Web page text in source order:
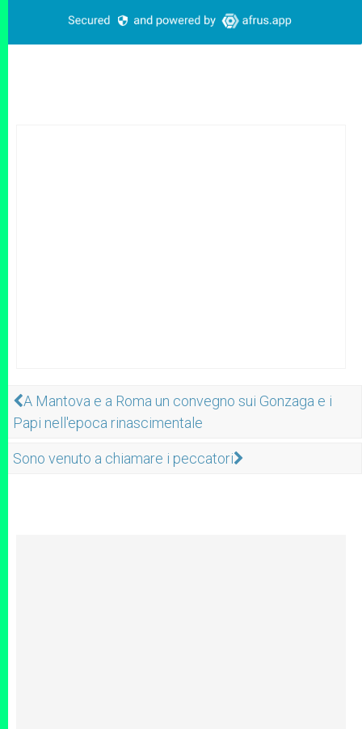
A Mantova e a Roma un convegno sui Gonzaga e i
Papi nell'epoca rinascimentale
Sono venuto a chiamare i peccatori